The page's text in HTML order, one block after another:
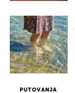
PUTOVANJA